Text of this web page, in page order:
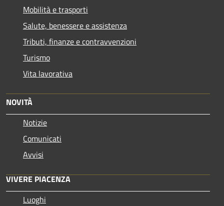
Mobilità e trasporti
Salute, benessere e assistenza
Tributi, finanze e contravvenzioni
Turismo
Vita lavorativa
NOVITÀ
Notizie
Comunicati
Avvisi
VIVERE PIACENZA
Luoghi